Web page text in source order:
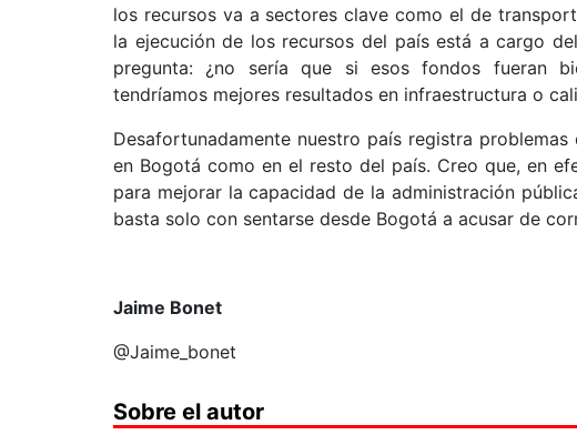
los recursos va a sectores clave como el de
la ejecución de los recursos del país está a cargo
pregunta: ¿no sería que si esos fondos fueran
tendríamos mejores resultados en infraestructura o
Desafortunadamente nuestro país registra
en Bogotá como en el resto del país. Creo que, en
para mejorar la capacidad de la administración
basta solo con sentarse desde Bogotá a acusar de
Jaime Bonet
@Jaime_bonet
Sobre el autor